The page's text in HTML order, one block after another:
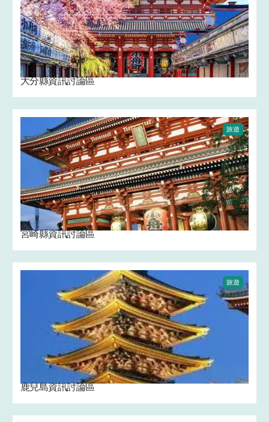
大分縣資訊討論區
旅遊
宮崎縣資訊討論區
旅遊
鹿兒島資訊討論區